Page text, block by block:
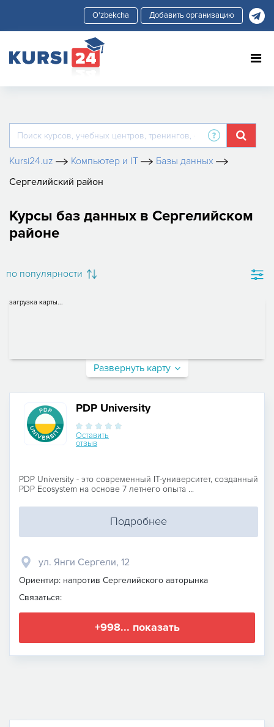
Добавить организацию
Kursi24.uz Компьютер и IT
Базы данных
Сергелийский район
Курсы баз данных в Сергелийском
районе
по популярности
загрузка карты...
Развернуть карту
PDP University
Оставить
отзыв
PDP University - это современный IT-университет, созданный
PDP Ecosystem на основе 7 летнего опыта ...
Подробнее
ул. Янги Сергели, 12
Ориентир: напротив Сергелийского авторынка
Связаться:
+998... показать